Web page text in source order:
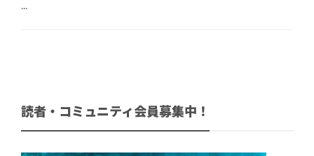
...
読者・コミュニティ会員募集中！